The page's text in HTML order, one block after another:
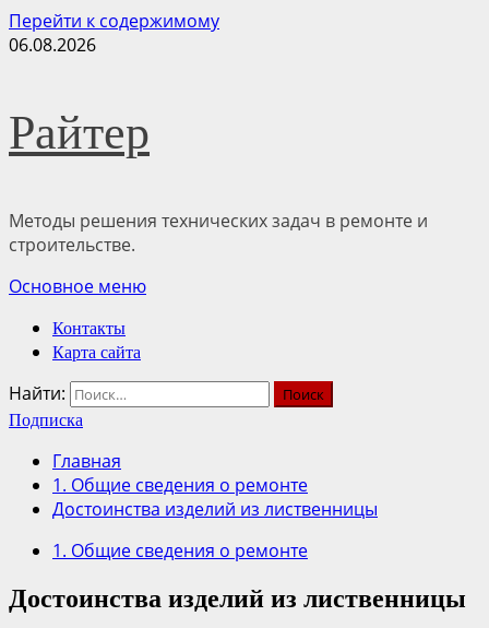
Перейти к содержимому
06.08.2026
Райтер
Методы решения технических задач в ремонте и
строительстве.
Основное меню
Контакты
Карта сайта
Найти:
Подписка
Главная
1. Общие сведения о ремонте
Достоинства изделий из лиственницы
1. Общие сведения о ремонте
Достоинства изделий из лиственницы